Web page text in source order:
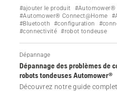
connexion Bluetooth ou
tondeuse Automower®
#ajouter le produit
#Automower®
#Automower® Connect@Home
#Bluetooth
#configuration
#connectivité #robot tondeuse
Dépannage
Dépannage des problèmes de
robots tondeuses Automower®
Découvrez notre guide